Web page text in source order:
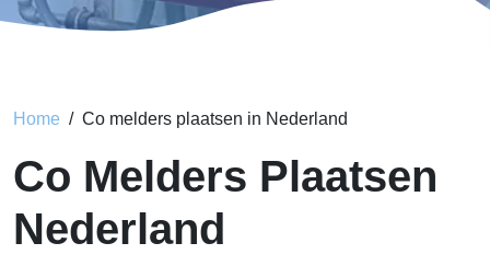
Home Co melders plaatsen in Nederland
Co Melders Plaatsen
Nederland